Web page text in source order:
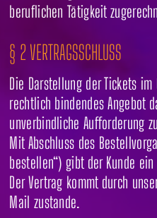
beruflichen Tätigkeit
§ 2 VERTRAGSSCHLUSS
Die Darstellung der Tickets
rechtlich bindendes Angebot
unverbindliche Aufforderung
Mit Abschluss des
bestellen“) gibt der Kunde
Der Vertrag kommt durch
Mail zustande.